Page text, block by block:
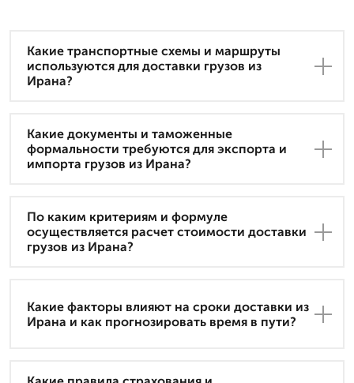
Какие транспортные схемы и маршруты
используются для доставки грузов из
Ирана?
Какие документы и таможенные
формальности требуются для экспорта и
импорта грузов из Ирана?
По каким критериям и формуле
осуществляется расчет стоимости доставки
грузов из Ирана?
Какие факторы влияют на сроки доставки из
Ирана и как прогнозировать время в пути?